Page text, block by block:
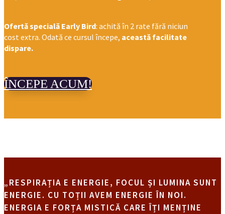
Ofertă specială Early Bird: achită în 2 rate fără niciun
cost extra. Odată ce cursul începe, această facilitate
dispare.
ÎNCEPE ACUM!
„RESPIRAȚIA E ENERGIE, FOCUL ȘI LUMINA SUNT
ENERGIE. CU TOȚII AVEM ENERGIE ÎN NOI.
ENERGIA E FORȚA MISTICĂ CARE ÎȚI MENȚINE